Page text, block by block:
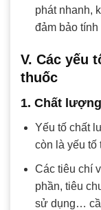
phát nhanh,
đảm bảo tính
V. Các yếu
thuốc
1. Chất
Yếu tố chất
còn là yếu tố
Các tiêu chí
phần, tiêu
sử dụng…